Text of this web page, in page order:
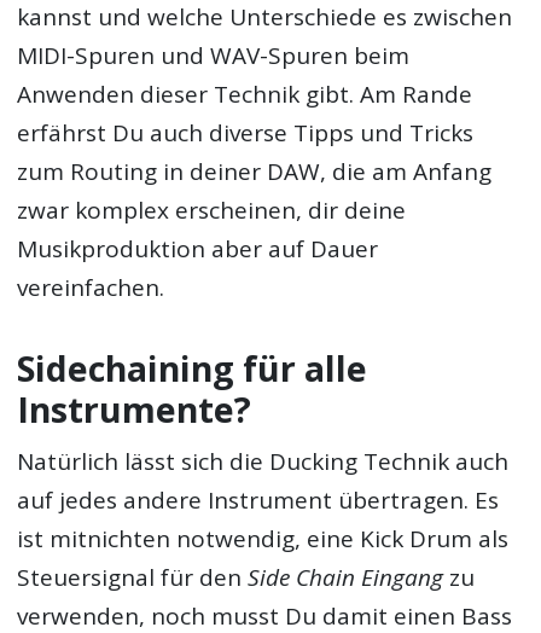
kannst und welche Unterschiede es zwischen
MIDI-Spuren und WAV-Spuren beim
Anwenden dieser Technik gibt. Am Rande
erfährst Du auch diverse Tipps und Tricks
zum Routing in deiner DAW, die am Anfang
zwar komplex erscheinen, dir deine
Musikproduktion aber auf Dauer
vereinfachen.
Sidechaining für alle
Instrumente?
Natürlich lässt sich die Ducking Technik auch
auf jedes andere Instrument übertragen. Es
ist mitnichten notwendig, eine Kick Drum als
Steuersignal für denSide Chain Eingangzu
verwenden, noch musst Du damit einen Bass